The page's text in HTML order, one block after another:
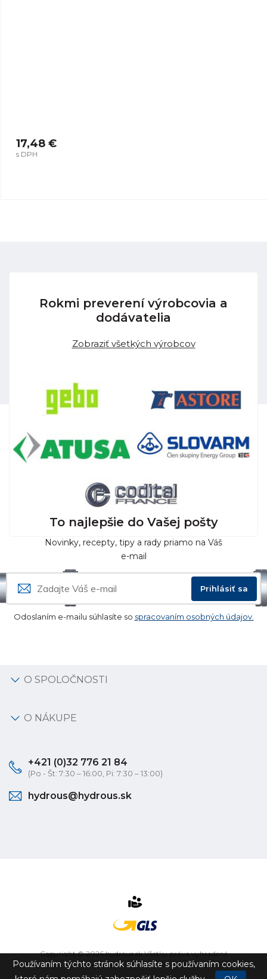
17,48 €
s DPH
Rokmi preverení výrobcovia a
dodávatelia
Zobraziť všetkých výrobcov
To najlepšie do Vašej pošty
Novinky, recepty, tipy a rady priamo na Váš
e-mail
Prihlásiť sa
Odoslaním e-mailu súhlasíte so spracovaním osobných údajov.
O SPOLOČNOSTI
O NÁKUPE
+421 (0)32 776 21 84
(Po - Št: 7:30 – 16:00, Pi: 7:30 – 13:00)
hydrous@hydrous.sk
Copyright © 2026 hydrous.sk Všetky práva vyhradené
eshop na mieruvytvorilovibration.sk
Používaním týchto stránok súhlasíte s používaním cookies,